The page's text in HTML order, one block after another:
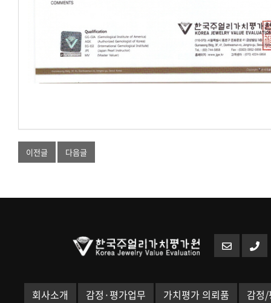
이전글 다음글
회사소개 감정·평가업무 가치평가 의뢰품 감정/